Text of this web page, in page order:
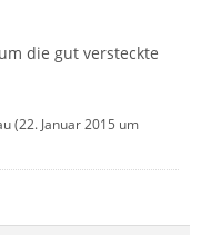
die gut versteckte
(22. Januar 2015 um